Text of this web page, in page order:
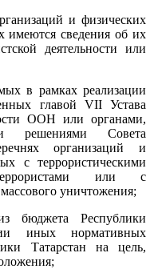
и физических
имеются сведения об их
деятельности или
в рамках реализации
главой VII Устава
ООН или органами,
решениями Совета
организаций и
с террористическими
или с
уничтожения;
бюджета Республики
иных нормативных
Татарстан на цель,